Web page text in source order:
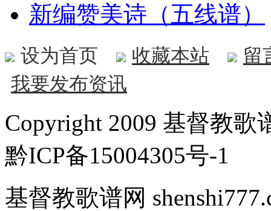
新编赞美诗（五线谱）
设为首页 收藏本站
留
我要发布资讯
Copyright 2009 基督教歌
黔ICP备15004305号-1
基督教歌谱网